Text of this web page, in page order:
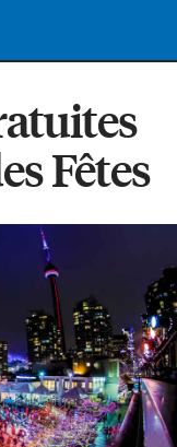
Fêtes